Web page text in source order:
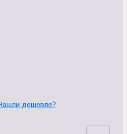
дешевле?